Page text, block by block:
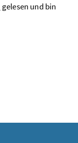
gelesen und bin